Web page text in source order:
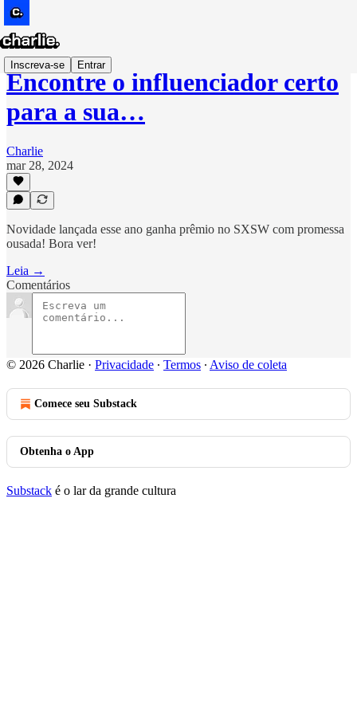
Inscreva-se Entrar
Encontre o influenciador certo
para a sua…
Charlie
mar 28, 2024
Novidade lançada esse ano ganha prêmio no SXSW com promessa
ousada! Bora ver!
Leia →
Comentários
© 2026 Charlie · Privacidade ∙ Termos ∙ Aviso de coleta
Comece seu Substack
Obtenha o App
Substack é o lar da grande cultura